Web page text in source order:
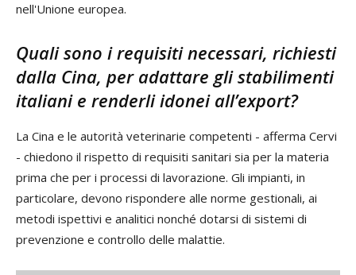
nell'Unione europea.
Quali sono i requisiti necessari, richiesti
dalla Cina, per adattare gli stabilimenti
italiani e renderli idonei all’export?
La Cina e le autorità veterinarie competenti - afferma Cervi
- chiedono il rispetto di requisiti sanitari sia per la materia
prima che per i processi di lavorazione. Gli impianti, in
particolare, devono rispondere alle norme gestionali, ai
metodi ispettivi e analitici nonché dotarsi di sistemi di
prevenzione e controllo delle malattie.